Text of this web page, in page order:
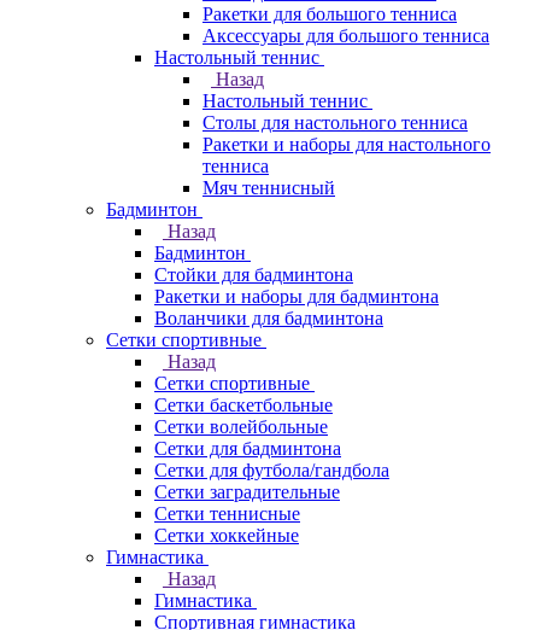
Ракетки для большого тенниса
Аксессуары для большого тенниса
Настольный теннис
Назад
Настольный теннис
Столы для настольного тенниса
Ракетки и наборы для настольного
тенниса
Мяч теннисный
Бадминтон
Назад
Бадминтон
Стойки для бадминтона
Ракетки и наборы для бадминтона
Воланчики для бадминтона
Сетки спортивные
Назад
Сетки спортивные
Сетки баскетбольные
Сетки волейбольные
Сетки для бадминтона
Сетки для футбола/гандбола
Сетки заградительные
Сетки теннисные
Сетки хоккейные
Гимнастика
Назад
Гимнастика
Спортивная гимнастика